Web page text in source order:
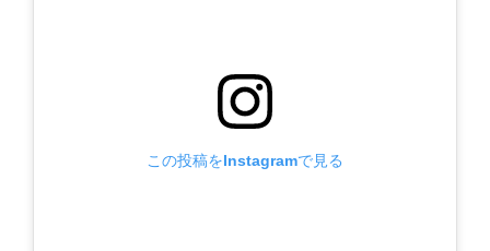
この投稿をInstagramで見る